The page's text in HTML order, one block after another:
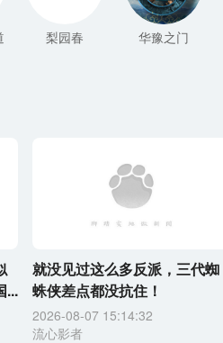
梨园春 华豫之门
...
就没见过这么多反派，三代蜘
蛛侠差点都没抗住！
2026-08-07 15:14:32
流心影者